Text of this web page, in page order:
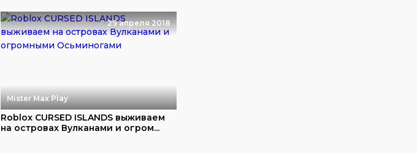
29 апреля 2018
Mister Max Play
Roblox CURSED ISLANDS выживаем
на островах Вулканами и огром...